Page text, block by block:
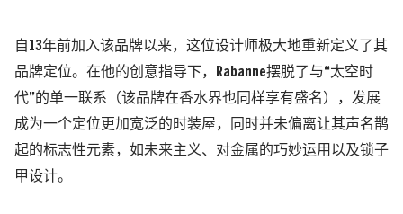
自13年前加入该品牌以来，这位设计师极大地重新定义了其
品牌定位。在他的创意指导下，Rabanne摆脱了与“太空时
代”的单一联系（该品牌在香水界也同样享有盛名），发展
成为一个定位更加宽泛的时装屋，同时并未偏离让其声名鹊
起的标志性元素，如未来主义、对金属的巧妙运用以及锁子
甲设计。